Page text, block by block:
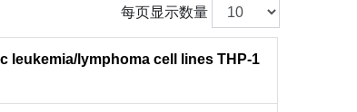
每页显示数量
leukemia/lymphoma cell lines THP-1